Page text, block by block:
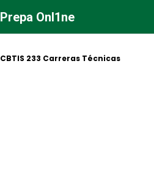
Prepa Onl1ne
CBTIS 233 Carreras Técnicas